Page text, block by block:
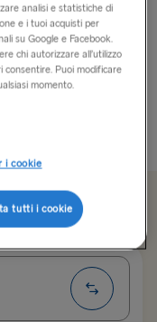
la rilassante
e oltre 10.000
analisi e statistiche di
e i tuoi acquisti per
su Google e Facebook.
chi autorizzare all’utilizzo
Puoi modificare
momento.
i cookie
tutti i cookie